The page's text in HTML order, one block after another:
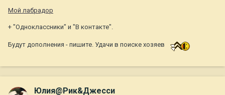
Мой лабрадор
+ "Одноклассники" и "В контакте".
Будут дополнения - пишите. Удачи в поиске хозяев
Юлия@Рик&Джесси